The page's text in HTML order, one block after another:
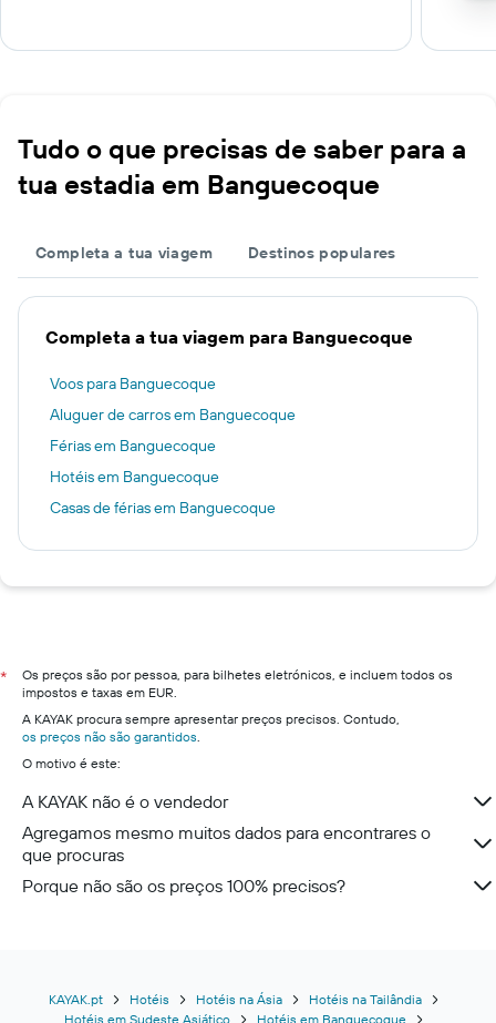
Tudo o que precisas de saber para a
tua estadia em Banguecoque
Completa a tua viagem Destinos populares
Completa a tua viagem para Banguecoque
Voos para Banguecoque
Aluguer de carros em Banguecoque
Férias em Banguecoque
Hotéis em Banguecoque
Casas de férias em Banguecoque
*
Os preços são por pessoa, para bilhetes eletrónicos, e incluem todos os
impostos e taxas em EUR.
A KAYAK procura sempre apresentar preços precisos. Contudo,
os preços não são garantidos.
O motivo é este:
A KAYAK não é o vendedor
Agregamos mesmo muitos dados para encontrares o
que procuras
Porque não são os preços 100% precisos?
KAYAK.pt Hotéis Hotéis na Ásia
Hotéis na Tailândia
Hotéis em Sudeste Asiático
Hotéis em Banguecoque